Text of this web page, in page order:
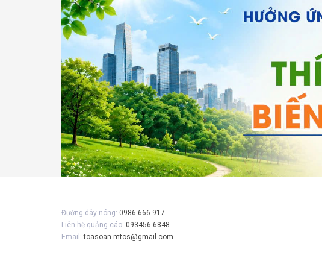
Đường dây nóng: 0986 666 917
Liên hệ quảng cáo: 093456 6848
Email:toasoan.mtcs@gmail.com
Gửi bình luận